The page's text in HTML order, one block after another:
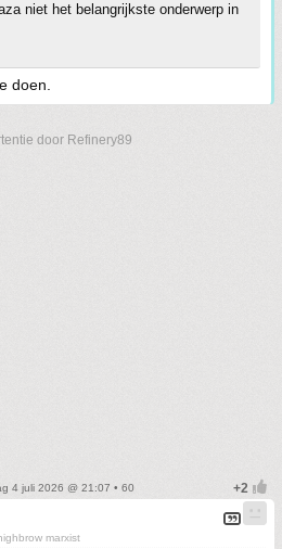
niet het belangrijkste onderwerp in
doen.
door Refinery89
4 juli 2026 @ 21:07 • 60
marxist